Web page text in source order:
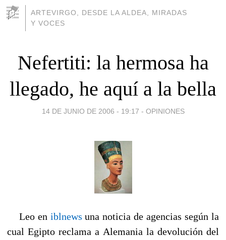
ARTEVIRGO, DESDE LA ALDEA, MIRADAS
Y VOCES
Nefertiti: la hermosa ha
llegado, he aquí a la bella
14 DE JUNIO DE 2006 - 19:17 - OPINIONES
Leo en iblnews una noticia de agencias según la
cual Egipto reclama a Alemania la devolución del